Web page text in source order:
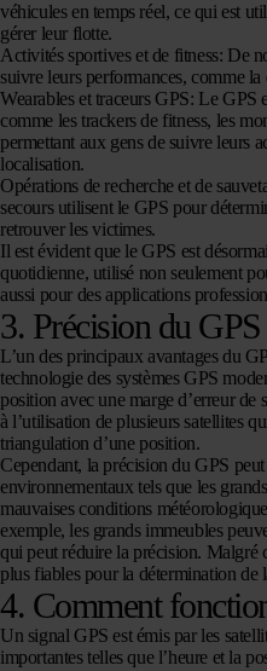
véhicules en temps réel, ce qui est
gérer leur flotte.
Activités sportives et de fitness: De
suivre leurs performances, comme
Wearables et traceurs GPS: Le GPS
comme les trackers de fitness, les
permettant aux gens de suivre leurs
localisation.
Opérations de recherche et de
secours utilisent le GPS pour
retrouver les victimes.
Il est évident que le GPS est
quotidienne, utilisé non seulement
aussi pour des applications
3. Précision du GPS
L’un des principaux avantages du
technologie des systèmes GPS
position avec une marge d’erreur de
à l’utilisation de plusieurs satellites
triangulation d’une position.
Cependant, la précision du GPS
environnementaux tels que les
mauvaises conditions
exemple, les grands immeubles
qui peut réduire la précision. Malgré
plus fiables pour la détermination de
4. Comment
Un signal GPS est émis par les
importantes telles que l’heure et la